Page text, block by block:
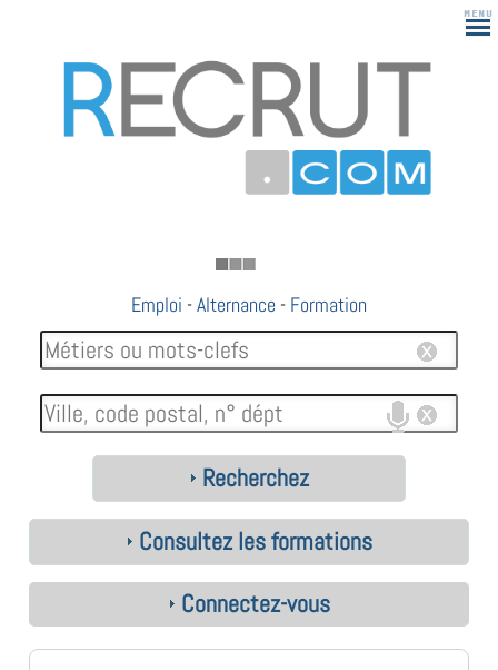
Emploi -Alternance - Formation
Recherchez
Consultez les formations
Connectez-vous